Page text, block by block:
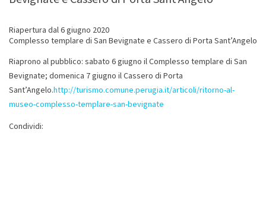
Riapertura dal 6 giugno 2020
Complesso templare di San Bevignate e Cassero di Porta Sant’Angelo
Riaprono al pubblico: sabato 6 giugno il Complesso templare di San
Bevignate; domenica 7 giugno il Cassero di Porta
Sant’Angelo.http://turismo.comune.perugia.it/articoli/ritorno-al-
museo-complesso-templare-san-bevignate
Condividi: